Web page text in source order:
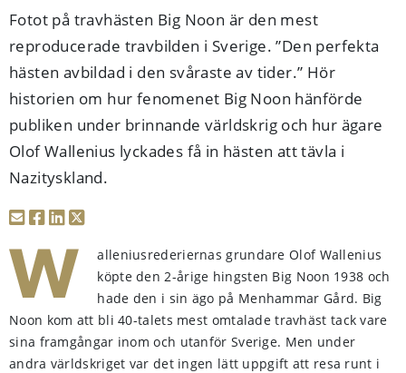
Fotot på travhästen Big Noon är den mest
reproducerade travbilden i Sverige. ”Den perfekta
hästen avbildad i den svåraste av tider.” Hör
historien om hur fenomenet Big Noon hänförde
publiken under brinnande världskrig och hur ägare
Olof Wallenius lyckades få in hästen att tävla i
Nazityskland.
W
alleniusrederiernas grundare Olof Wallenius
köpte den 2-årige hingsten Big Noon 1938 och
hade den i sin ägo på Menhammar Gård. Big
Noon kom att bli 40-talets mest omtalade travhäst tack vare
sina framgångar inom och utanför Sverige. Men under
andra världskriget var det ingen lätt uppgift att resa runt i